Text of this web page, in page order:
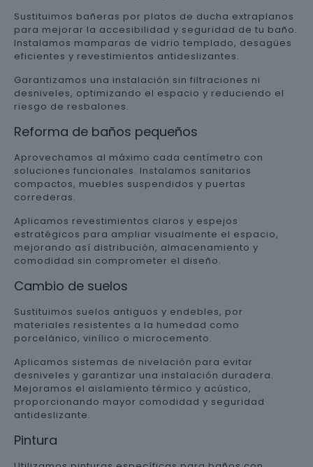
Sustituimos bañeras por platos de ducha extraplanos
para mejorar la accesibilidad y seguridad de tu baño.
Instalamos mamparas de vidrio templado, desagües
eficientes y revestimientos antideslizantes.
Garantizamos una instalación sin filtraciones ni
desniveles, optimizando el espacio y reduciendo el
riesgo de resbalones.
Reforma de baños pequeños
Aprovechamos al máximo cada centímetro con
soluciones funcionales. Instalamos sanitarios
compactos, muebles suspendidos y puertas
correderas.
Aplicamos revestimientos claros y espejos
estratégicos para ampliar visualmente el espacio,
mejorando así distribución, almacenamiento y
comodidad sin comprometer el diseño.
Cambio de suelos
Sustituimos suelos antiguos y endebles, por
materiales resistentes a la humedad como
porcelánico, vinílico o microcemento.
Aplicamos sistemas de nivelación para evitar
desniveles y garantizar una instalación duradera.
Mejoramos el aislamiento térmico y acústico,
proporcionando mayor comodidad y seguridad
antideslizante.
Pintura